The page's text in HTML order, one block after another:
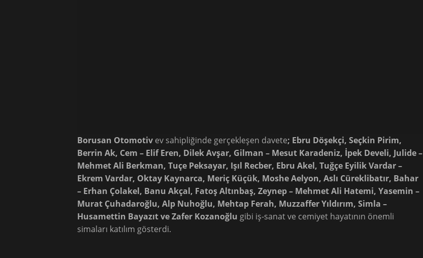
Borusan Otomotiv ev sahipliğinde gerçekleşen davete; Ebru Döşekçi, Seçkin Pirim,
Berrin Ak, Cem – Elif Eren, Dilek Avşar, Gilman – Mesut Karadeniz, İpek Develi, Julide –
Mehmet Ali Berkman, Tuçe Peksayar, Işıl Recber, Ebru Akel, Tuğçe Eyilik Vardar –
Ekrem Vardar, Oktay Kaynarca, Meriç Küçük, Moshe Aelyon, Aslı Cüreklibatır, Bahar
– Erhan Çolakel, Banu Akçal, Fatoş Altınbaş, Zeynep – Mehmet Ali Hatemi, Yasemin –
Murat Çuhadaroğlu, Alp Nuhoğlu, Mehtap Ferah, Muzzaffer Yıldırım, Simla –
Husamettin Bayazıt ve Zafer Kozanoğlu gibi iş-sanat ve cemiyet hayatının önemli
simaları katılım gösterdi.